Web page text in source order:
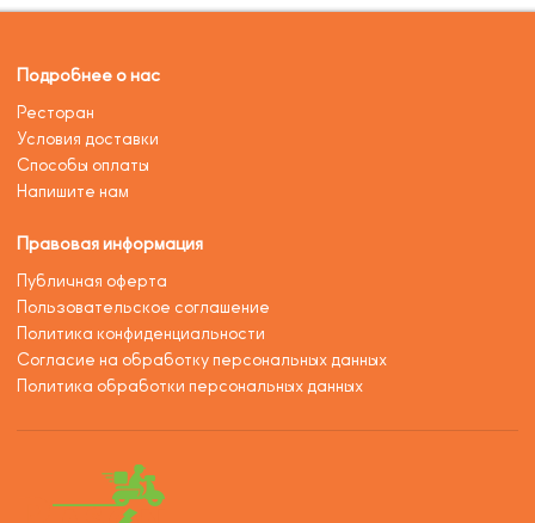
Подробнее о нас
Ресторан
Условия доставки
Способы оплаты
Напишите нам
Правовая информация
Публичная оферта
Пользовательское соглашение
Политика конфиденциальности
Согласие на обработку персональных данных
Политика обработки персональных данных